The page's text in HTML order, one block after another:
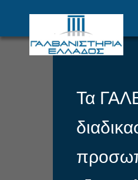
ΕΤΑΙΡΕΙΑ
Τα